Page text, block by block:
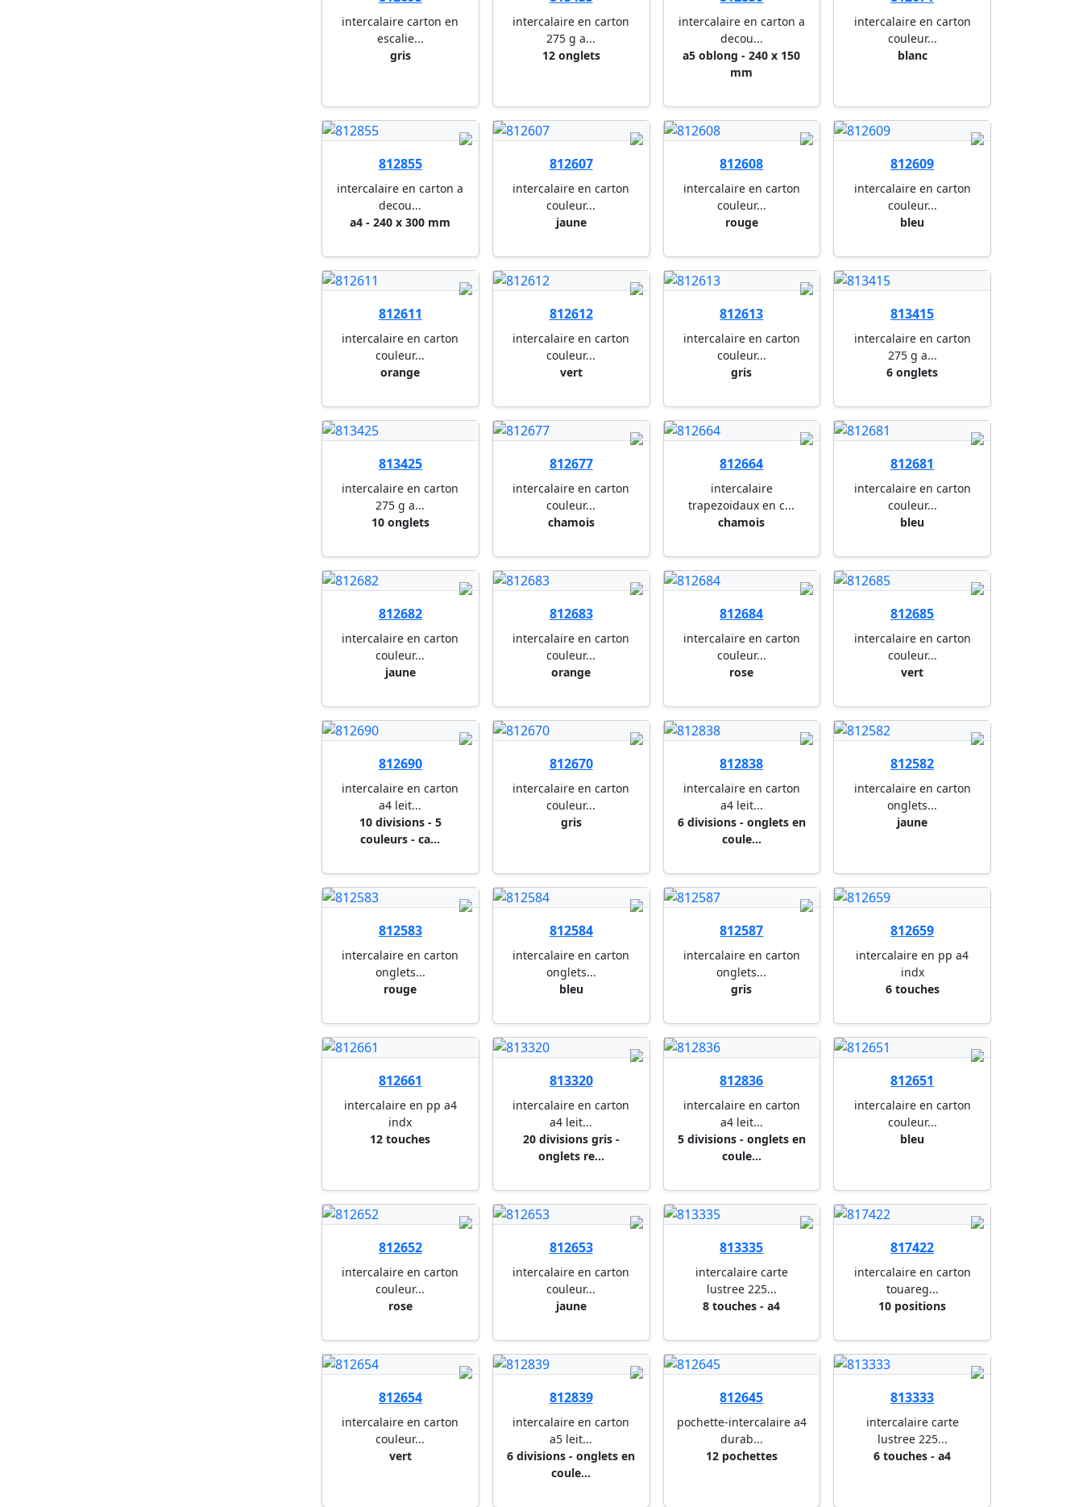
intercalaire carton en
escalie...
gris
intercalaire en carton
275 g a...
12 onglets
intercalaire en carton a
decou...
a5 oblong - 240 x 150
mm
intercalaire en carton
couleur...
blanc
812855
intercalaire en carton a
decou...
a4 - 240 x 300 mm
812607
intercalaire en carton
couleur...
jaune
812608
intercalaire en carton
couleur...
rouge
812609
intercalaire en carton
couleur...
bleu
812611
intercalaire en carton
couleur...
orange
812612
intercalaire en carton
couleur...
vert
812613
intercalaire en carton
couleur...
gris
813415
intercalaire en carton
275 g a...
6 onglets
813425
intercalaire en carton
275 g a...
10 onglets
812677
intercalaire en carton
couleur...
chamois
812664
intercalaire
trapezoidaux en c...
chamois
812681
intercalaire en carton
couleur...
bleu
812682
intercalaire en carton
couleur...
jaune
812683
intercalaire en carton
couleur...
orange
812684
intercalaire en carton
couleur...
rose
812685
intercalaire en carton
couleur...
vert
812690
intercalaire en carton
a4 leit...
10 divisions - 5
couleurs - ca...
812670
intercalaire en carton
couleur...
gris
812838
intercalaire en carton
a4 leit...
6 divisions - onglets en
coule...
812582
intercalaire en carton
onglets...
jaune
812583
intercalaire en carton
onglets...
rouge
812584
intercalaire en carton
onglets...
bleu
812587
intercalaire en carton
onglets...
gris
812659
intercalaire en pp a4
indx
6 touches
812661
intercalaire en pp a4
indx
12 touches
813320
intercalaire en carton
a4 leit...
20 divisions gris -
onglets re...
812836
intercalaire en carton
a4 leit...
5 divisions - onglets en
coule...
812651
intercalaire en carton
couleur...
bleu
812652
intercalaire en carton
couleur...
rose
812653
intercalaire en carton
couleur...
jaune
813335
intercalaire carte
lustree 225...
8 touches - a4
817422
intercalaire en carton
touareg...
10 positions
812654
intercalaire en carton
couleur...
vert
812839
intercalaire en carton
a5 leit...
6 divisions - onglets en
coule...
812645
pochette-intercalaire a4
durab...
12 pochettes
813333
intercalaire carte
lustree 225...
6 touches - a4